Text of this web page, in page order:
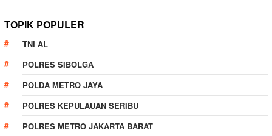
TOPIK POPULER
TNI AL
POLRES SIBOLGA
POLDA METRO JAYA
POLRES KEPULAUAN SERIBU
POLRES METRO JAKARTA BARAT